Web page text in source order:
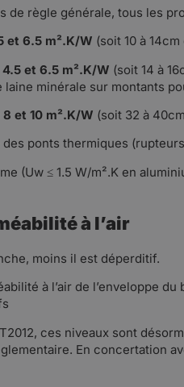
de règle générale, tous les
et 6.5 m².K/W (soit 10 à
4.5 et 6.5 m².K/W (soit 14 à
minérale sur montants
8 et 10 m².K/W (soit 32 à
des ponts thermiques
(Uw ≤ 1.5 W/m².K en
à l’air
moins il est déperditif.
à l’air de l’enveloppe
ces niveaux sont
En concertation